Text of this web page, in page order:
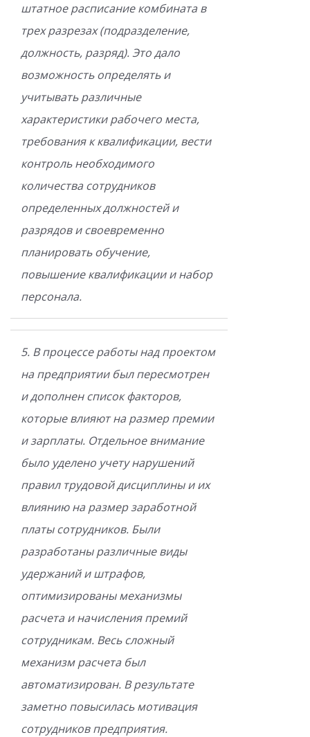
штатное расписание комбината в
трех разрезах (подразделение,
должность, разряд). Это дало
возможность определять и
учитывать различные
характеристики рабочего места,
требования к квалификации, вести
контроль необходимого
количества сотрудников
определенных должностей и
разрядов и своевременно
планировать обучение,
повышение квалификации и набор
персонала.
5. В процессе работы над проектом
на предприятии был пересмотрен
и дополнен список факторов,
которые влияют на размер премии
и зарплаты. Отдельное внимание
было уделено учету нарушений
правил трудовой дисциплины и их
влиянию на размер заработной
платы сотрудников. Были
разработаны различные виды
удержаний и штрафов,
оптимизированы механизмы
расчета и начисления премий
сотрудникам. Весь сложный
механизм расчета был
автоматизирован. В результате
заметно повысилась мотивация
сотрудников предприятия.